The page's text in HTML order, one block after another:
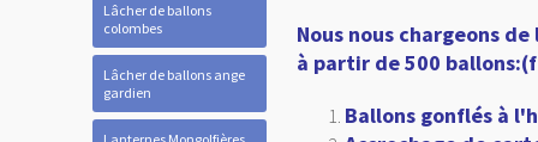
Lâcher de ballons
colombes
Lâcher de ballons ange
gardien
Nous nous chargeons
à partir de 500
Ballons gonflés à